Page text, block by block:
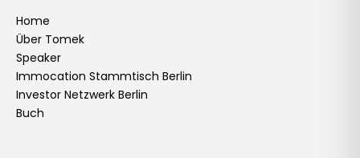
e
b
o
o
k
a
g
r
a
i
n
b
e
Home
Über Tomek
Speaker
Immocation Stammtisch Berlin
Investor Netzwerk Berlin
Buch